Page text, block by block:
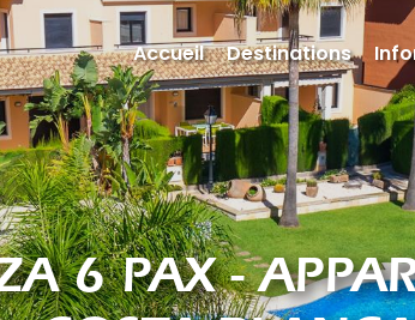
6 PAX -
Accueil Destinations